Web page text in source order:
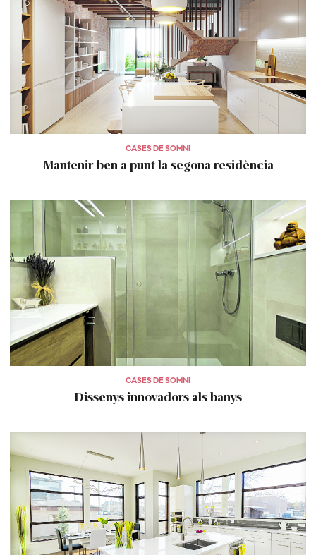
CASES DE SOMNI
Mantenir ben a punt la segona residència
CASES DE SOMNI
Dissenys innovadors als banys